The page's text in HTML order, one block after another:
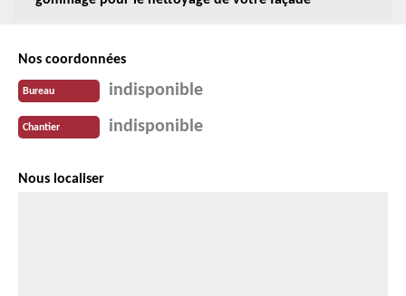
Nos coordonnées
Bureau indisponible
Chantier indisponible
Nous localiser